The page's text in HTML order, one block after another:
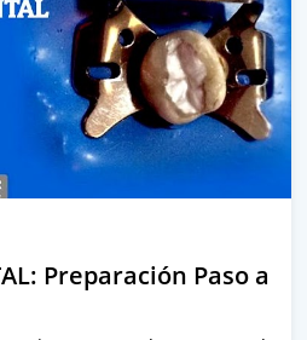
Preparación Paso a